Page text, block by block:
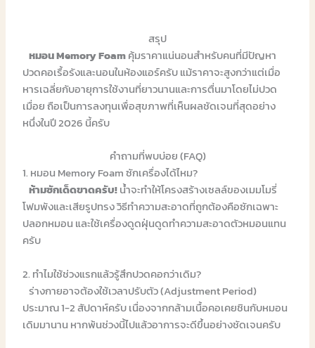
สรุป
หมอน Memory Foamคุ้มราคาแน่นอนสำหรับคนที่มีปัญหา
ปวดคอเรื้อรังและนอนในห้องแอร์ครับ แม้ราคาจะสูงกว่าแต่เมื่อ
หารเฉลี่ยกับอายุการใช้งานที่ยาวนานและการตื่นมาโดยไม่ปวด
เมื่อย ถือเป็นการลงทุนเพื่อสุขภาพที่เห็นผลชัดเจนที่สุดอย่าง
หนึ่งในปี 2026 นี้ครับ
คำถามที่พบบ่อย (FAQ)
1. หมอน Memory Foam ซักเครื่องได้ไหม?
ห้ามซักเด็ดขาดครับ!น้ำจะทำให้โครงสร้างเซลล์ของเมมโมรี่
โฟมพังและเสียรูปทรง วิธีทำความสะอาดที่ถูกต้องคือซักเฉพาะ
ปลอกหมอน และใช้เครื่องดูดฝุ่นดูดทำความสะอาดตัวหมอนแทน
ครับ
2. ทำไมใช้ช่วงแรกแล้วรู้สึกปวดคอกว่าเดิม?
ร่างกายอาจต้องใช้เวลาปรับตัว (Adjustment Period)
ประมาณ 1-2 สัปดาห์ครับ เนื่องจากกล้ามเนื้อคอเคยชินกับหมอน
เดิมมานาน หากพ้นช่วงนี้ไปแล้วอาการจะดีขึ้นอย่างชัดเจนครับ